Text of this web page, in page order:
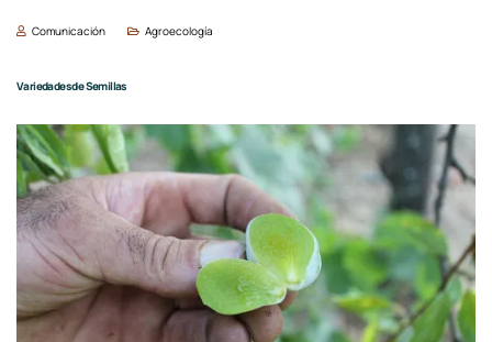
Comunicación Agroecología
Variedades de Semillas